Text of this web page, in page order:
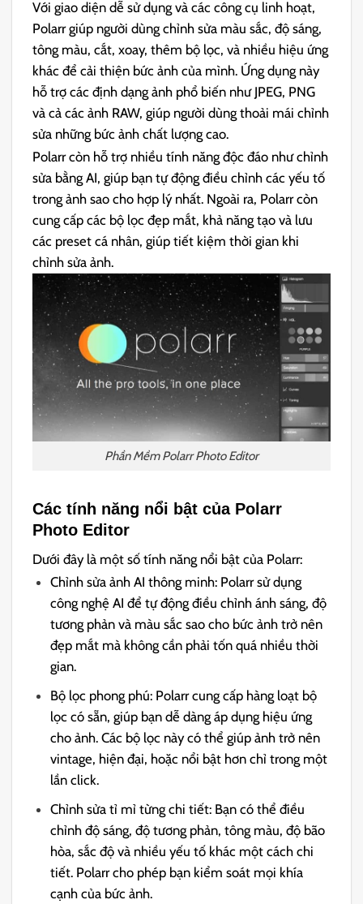
Với giao diện dễ sử dụng và các công cụ linh hoạt,
Polarr giúp người dùng chỉnh sửa màu sắc, độ sáng,
tông màu, cắt, xoay, thêm bộ lọc, và nhiều hiệu ứng
khác để cải thiện bức ảnh của mình. Ứng dụng này
hỗ trợ các định dạng ảnh phổ biến như JPEG, PNG
và cả các ảnh RAW, giúp người dùng thoải mái chỉnh
sửa những bức ảnh chất lượng cao.
Polarr còn hỗ trợ nhiều tính năng độc đáo như chỉnh
sửa bằng AI, giúp bạn tự động điều chỉnh các yếu tố
trong ảnh sao cho hợp lý nhất. Ngoài ra, Polarr còn
cung cấp các bộ lọc đẹp mắt, khả năng tạo và lưu
các preset cá nhân, giúp tiết kiệm thời gian khi
chỉnh sửa ảnh.
Phần Mềm Polarr Photo Editor
Các tính năng nổi bật của Polarr
Photo Editor
Dưới đây là một số tính năng nổi bật của Polarr:
Chỉnh sửa ảnh AI thông minh: Polarr sử dụng
công nghệ AI để tự động điều chỉnh ánh sáng, độ
tương phản và màu sắc sao cho bức ảnh trở nên
đẹp mắt mà không cần phải tốn quá nhiều thời
gian.
Bộ lọc phong phú: Polarr cung cấp hàng loạt bộ
lọc có sẵn, giúp bạn dễ dàng áp dụng hiệu ứng
cho ảnh. Các bộ lọc này có thể giúp ảnh trở nên
vintage, hiện đại, hoặc nổi bật hơn chỉ trong một
lần click.
Chỉnh sửa tỉ mỉ từng chi tiết: Bạn có thể điều
chỉnh độ sáng, độ tương phản, tông màu, độ bão
hòa, sắc độ và nhiều yếu tố khác một cách chi
tiết. Polarr cho phép bạn kiểm soát mọi khía
cạnh của bức ảnh.